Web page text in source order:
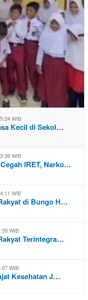
WIB
Kecil di Sekol…
WIB
IRET, Narko…
WIB
di Bungo H…
WIB
Terintegra…
WIB
Kesehatan J…